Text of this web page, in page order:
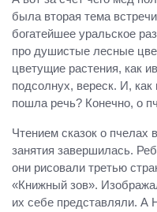
была вторая тема
богатейшее уральское
про душистые лесные
цветущие растения, как
подсолнух, вереск. И,
пошла речь? Конечно, о
Чтением сказок о пчелах
занятия завершилась.
они рисовали третью
«Книжный зов».
их себе представляли. А